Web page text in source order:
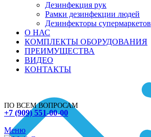
Дезинфекция рук
Рамки дезинфекции людей
Дезинфекторы супермаркетов
О НАС
КОМПЛЕКТЫ ОБОРУДОВАНИЯ
ПРЕИМУЩЕСТВА
ВИДЕО
КОНТАКТЫ
ПО ВСЕМ ВОПРОСАМ
+7 (909) 551-00-00
Меню